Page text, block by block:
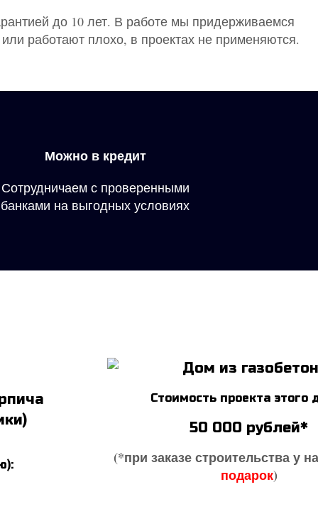
до 10 лет. В работе мы придерживаемся
работают плохо, в проектах не применяются.
Можно в кредит
Сотрудничаем с проверенными
банками на выгодных условиях
Стоимость проекта этого
50 000 рублей*
(*при заказе строительства у
подарок)